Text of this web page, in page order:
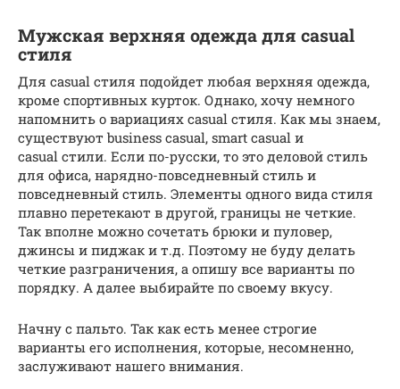
Мужская верхняя одежда для casual
стиля
Для casual стиля подойдет любая верхняя одежда,
кроме спортивных курток. Однако, хочу немного
напомнить о вариациях casual стиля. Как мы знаем,
существуют business casual, smart casual и
casual стили. Если по-русски, то это деловой стиль
для офиса, нарядно-повседневный стиль и
повседневный стиль. Элементы одного вида стиля
плавно перетекают в другой, границы не четкие.
Так вполне можно сочетать брюки и пуловер,
джинсы и пиджак и т.д. Поэтому не буду делать
четкие разграничения, а опишу все варианты по
порядку. А далее выбирайте по своему вкусу.
Начну с пальто. Так как есть менее строгие
варианты его исполнения, которые, несомненно,
заслуживают нашего внимания.